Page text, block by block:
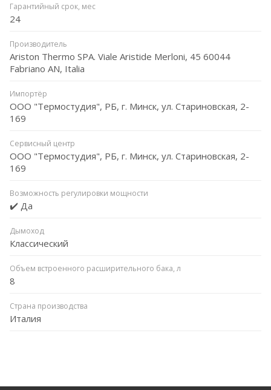
Гарантийный срок, мес
24
Производитель
Ariston Thermo SPA. Viale Aristide Merloni, 45 60044
Fabriano AN, Italia
Импортёр
ООО "Термостудия", РБ, г. Минск, ул. Стариновская, 2-
169
Сервисный центр
ООО "Термостудия", РБ, г. Минск, ул. Стариновская, 2-
169
Возможность регулировки мощности
✔️ Да
Дымоход
Классический
Объем встроенного расширительного бака, л
8
Страна производства
Италия